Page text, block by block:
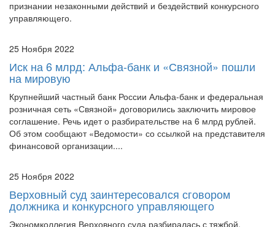
25 Ноября 2022
на мировую
Крупнейший частный банк России Альфа-банк и федеральная
розничная сеть «Связной» договорились заключить мировое
соглашение. Речь идет о разбирательстве на 6 млрд рублей.
Об этом сообщают «Ведомости» со ссылкой на представителя
финансовой организации....
25 Ноября 2022
должника и конкурсного управляющего
Экономколлегия Верховного суда разбиралась с тяжбой,
возникшей в деле о банкротстве компании «Строймонолит»
(дело №А41-89099/2019). Дело было передано в инстанцию